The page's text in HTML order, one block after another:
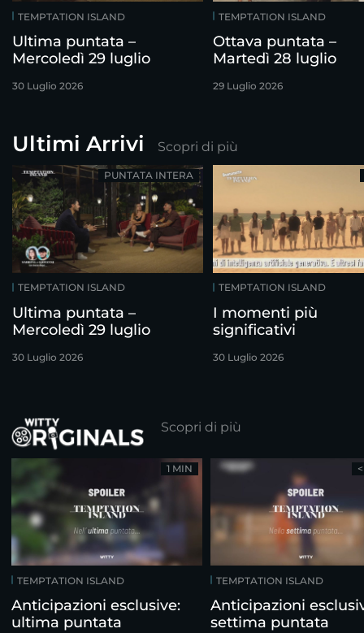
TEMPTATION ISLAND
Ultima puntata –
Mercoledì 29 luglio
30 Luglio 2026
TEMPTATION ISLAND
Ottava puntata –
Martedì 28 luglio
29 Luglio 2026
Ultimi Arrivi Scopri di più
TEMPTATION ISLAND
Ultima puntata –
Mercoledì 29 luglio
30 Luglio 2026
PUNTATA INTERA
TEMPTATION ISLAND
I momenti più
significativi
30 Luglio 2026
Scopri di più
TEMPTATION ISLAND
Anticipazioni esclusive:
ultima puntata
1 MIN
TEMPTATION ISLAND
Anticipazioni
settima puntata